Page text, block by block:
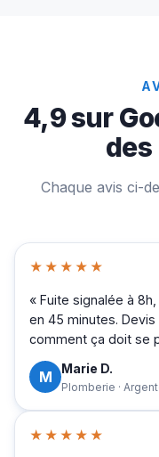
4,9 sur
Chaque avis ci-
★★★★★
« Fuite signalée à
en 45 minutes.
comment ça doit se
M Marie D.
Plomberie ·
★★★★★